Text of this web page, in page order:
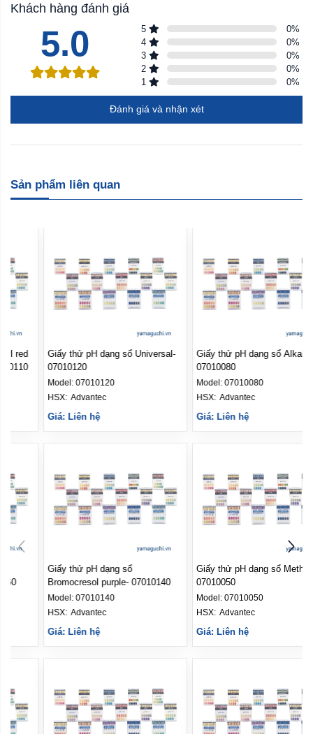
Khách hàng đánh giá
5.0 5 0%
4
0%
3
0%
2
0%
1
0%
Đánh giá và nhận xét
Sản phẩm liên quan
Giấy thử pH dạng sổ Methyl red
& Bromothymol blue - 07010110
07010110
Advantec
Giá: Liên hệ
Giấy thử pH dạng sổ Universal-
07010120
07010120
Advantec
Giá: Liên hệ
Giấy thử pH dạng sổ
Bromothymol blue- 07010060
07010060
Advantec
Giá: Liên hệ
Giấy thử pH dạng sổ
Bromocresol purple- 07010140
07010140
Advantec
Giá: Liên hệ